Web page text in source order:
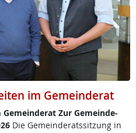
im Gemeinderat
Ge­mein­de­rat Zur Ge­mein­de­
Die Ge­mein­de­rats­sit­zung in